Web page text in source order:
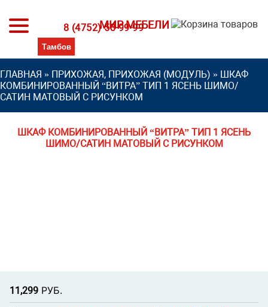
МИР МЕБЕЛИ
8 (4752) 53-99-99
ГЛАВНАЯ » ПРИХОЖАЯ, ПРИХОЖАЯ (МОДУЛЬ) » ШКАФ
КОМБИНИРОВАННЫЙ “ВИТРА” ТИП 1 ЯСЕНЬ ШИМО/
САТИН МАТОВЫЙ С РИСУНКОМ
ШКАФ КОМБИНИРОВАННЫЙ “ВИТРА” ТИП 1 ЯСЕНЬ
ШИМО/САТИН МАТОВЫЙ С РИСУНКОМ
11,299 РУБ.